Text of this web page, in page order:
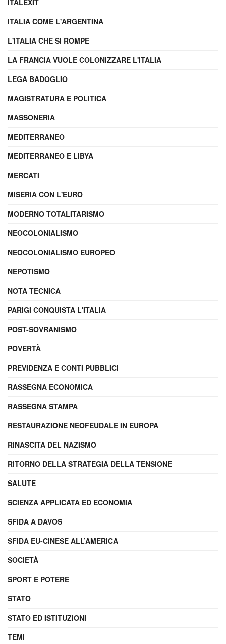
ITALEXIT
ITALIA COME L'ARGENTINA
L'ITALIA CHE SI ROMPE
LA FRANCIA VUOLE COLONIZZARE L'ITALIA
LEGA BADOGLIO
MAGISTRATURA E POLITICA
MASSONERIA
MEDITERRANEO
MEDITERRANEO E LIBYA
MERCATI
MISERIA CON L'EURO
MODERNO TOTALITARISMO
NEOCOLONIALISMO
NEOCOLONIALISMO EUROPEO
NEPOTISMO
NOTA TECNICA
PARIGI CONQUISTA L'ITALIA
POST-SOVRANISMO
POVERTÀ
PREVIDENZA E CONTI PUBBLICI
RASSEGNA ECONOMICA
RASSEGNA STAMPA
RESTAURAZIONE NEOFEUDALE IN EUROPA
RINASCITA DEL NAZISMO
RITORNO DELLA STRATEGIA DELLA TENSIONE
SALUTE
SCIENZA APPLICATA ED ECONOMIA
SFIDA A DAVOS
SFIDA EU-CINESE ALL’AMERICA
SOCIETÀ
SPORT E POTERE
STATO
STATO ED ISTITUZIONI
TEMI